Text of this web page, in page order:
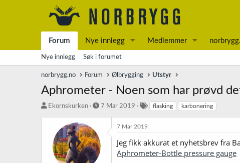
Forum Nye innlegg Medlemmer
Nye innlegg Søk i forumet
norbrygg.no Forum Ølbrygging Utstyr
Aphrometer - Noen som har prøvd
TEkornskurken
S
t
d
7 Mar 2019
k
o
r
flasking karbonering
7 Mar 2019
Jeg fikk akkurat et nyhetsbrev fra
Aphrometer-Bottle pressure gauge